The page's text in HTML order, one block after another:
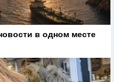
в одном месте